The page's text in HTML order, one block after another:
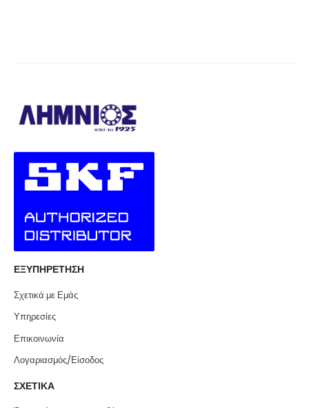
ΕΞΥΠΗΡΕΤΗΣΗ
Σχετικά με Εμάς
Υπηρεσίες
Επικοινωνία
Λογαριασμός/Είσοδος
ΣΧΕΤΙΚΑ